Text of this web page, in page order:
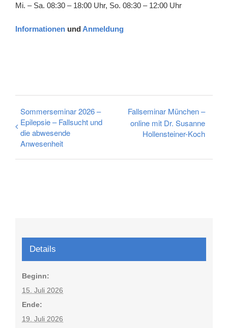
Mi. – Sa. 08:30 – 18:00 Uhr, So. 08:30 – 12:00 Uhr
Informationen und Anmeldung
Sommerseminar 2026 –
Epilepsie – Fallsucht und
die abwesende
Anwesenheit
Fallseminar München –
online mit Dr. Susanne
Hollensteiner-Koch
Details
Beginn:
15. Juli 2026
Ende:
19. Juli 2026